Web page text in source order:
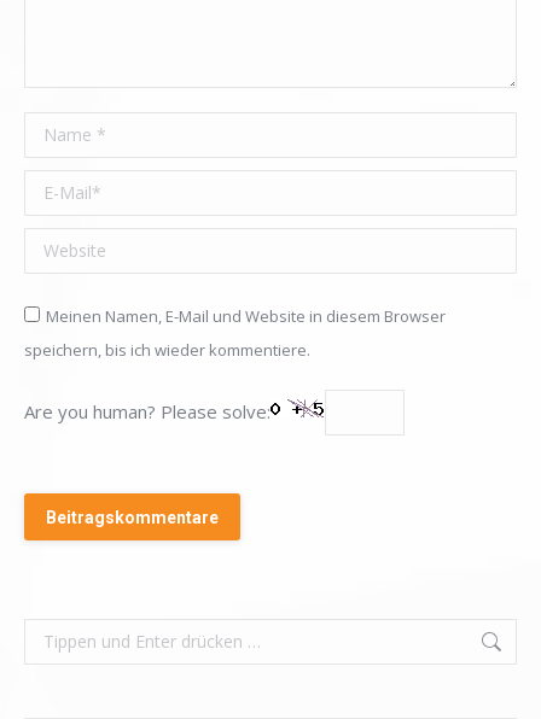
Name *
E-Mail *
Website
Meinen Namen, E-Mail und Website in diesem Browser
speichern, bis ich wieder kommentiere.
Are you human? Please solve:
Beitragskommentare
Search: